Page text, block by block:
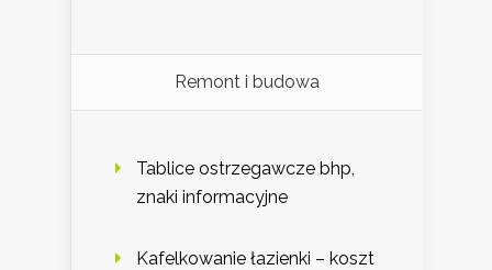
Remont i budowa
Tablice ostrzegawcze bhp,
znaki informacyjne
Kafelkowanie łazienki – koszt